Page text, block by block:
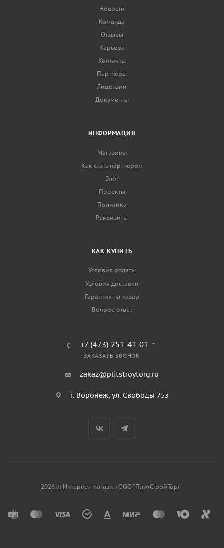
Новости
Команда
Отзывы
Карьера
Контакты
Партнеры
Лицензии
Документы
ИНФОРМАЦИЯ
Магазины
Как стать партнером
Блог
Проекты
Политика
Реквизиты
КАК КУПИТЬ
Условия оплаты
Условия доставки
Гарантия на товар
Вопрос-ответ
+7 (473) 251-41-01
ЗАКАЗАТЬ ЗВОНОК
zakaz@plitstroytorg.ru
г. Воронеж, ул. Свободы 75з
2026 © Интернет-магазин ООО "ПлитСтройТорг"